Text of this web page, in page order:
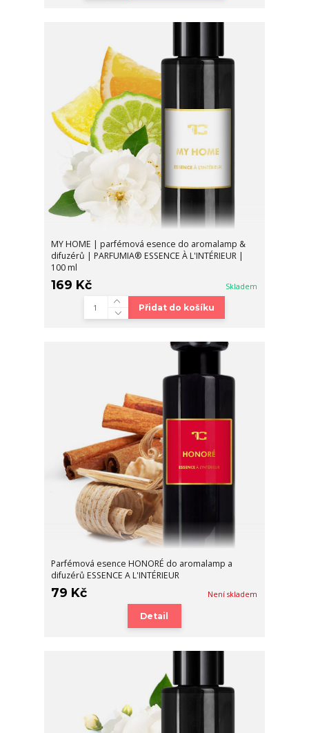
MY HOME | parfémová esence do aromalamp &
difuzérů | PARFUMIA® ESSENCE À L'INTÉRIEUR |
100 ml
169 Kč Skladem
Přidat do košíku
Parfémová esence HONORÉ do aromalamp a
difuzérů ESSENCE A L'INTÉRIEUR
79 Kč Není skladem
Detail